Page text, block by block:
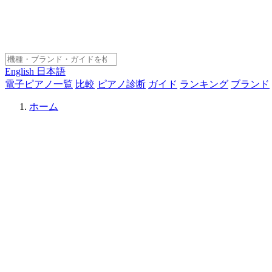
English 日本語
電子ピアノ一覧 比較 ピアノ診断 ガイド ランキング ブランド
ホーム